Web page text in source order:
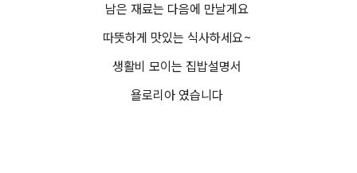
남은 재료는 다음에 만날게요
따뜻하게 맛있는 식사하세요~
생활비 모이는 집밥설명서
욜로리아 였습니다